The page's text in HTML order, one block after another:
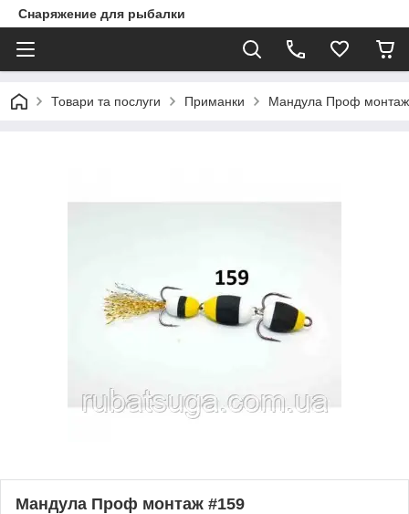
Снаряжение для рыбалки
Товари та послуги Приманки Мандула Проф
Мандула Проф монтаж #159